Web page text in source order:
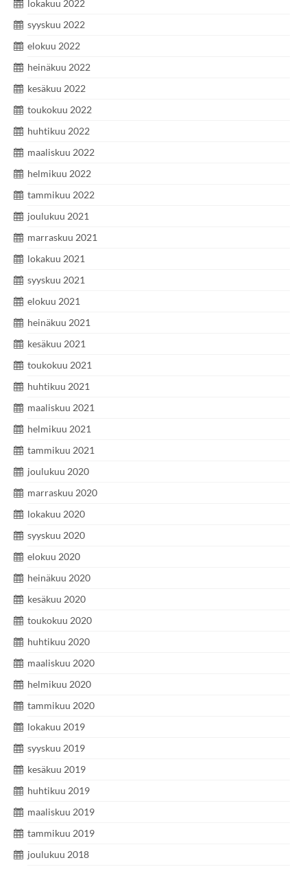
lokakuu 2022
syyskuu 2022
elokuu 2022
heinäkuu 2022
kesäkuu 2022
toukokuu 2022
huhtikuu 2022
maaliskuu 2022
helmikuu 2022
tammikuu 2022
joulukuu 2021
marraskuu 2021
lokakuu 2021
syyskuu 2021
elokuu 2021
heinäkuu 2021
kesäkuu 2021
toukokuu 2021
huhtikuu 2021
maaliskuu 2021
helmikuu 2021
tammikuu 2021
joulukuu 2020
marraskuu 2020
lokakuu 2020
syyskuu 2020
elokuu 2020
heinäkuu 2020
kesäkuu 2020
toukokuu 2020
huhtikuu 2020
maaliskuu 2020
helmikuu 2020
tammikuu 2020
lokakuu 2019
syyskuu 2019
kesäkuu 2019
huhtikuu 2019
maaliskuu 2019
tammikuu 2019
joulukuu 2018